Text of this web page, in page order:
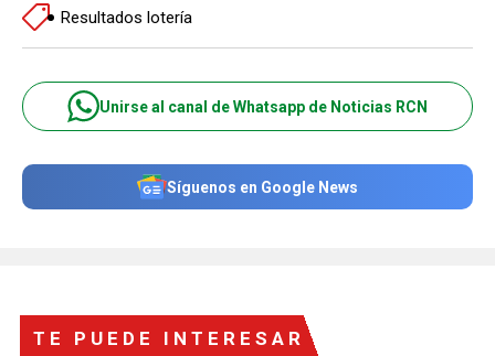
Resultados lotería
Unirse al canal de Whatsapp de Noticias RCN
Síguenos en Google News
TE PUEDE INTERESAR